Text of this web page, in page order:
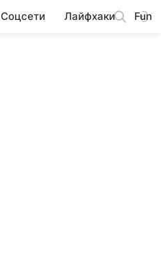
Соцсети Лайфхаки Fun